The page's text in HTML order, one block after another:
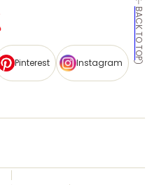
BACK TO TOP
Pinterest Instagram